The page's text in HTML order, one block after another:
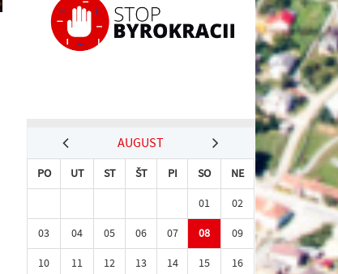
AUGUST
PO UT ST ŠT PI SO
NE
01
02
03
04 05 06 07 08
09
10
11 12 13 14 15
16